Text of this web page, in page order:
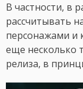
В частности, в
рассчитывать
персонажами и
еще несколько
релиза, в